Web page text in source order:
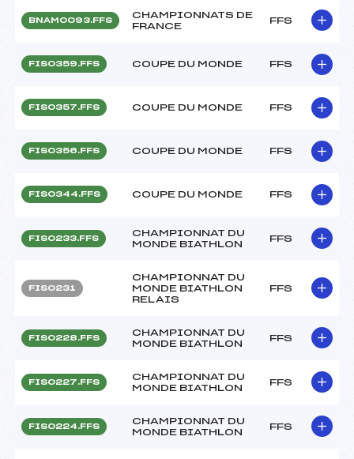
BNAM0093.FFS
CHAMPIONNATS DE
FRANCE
FFS
FIS0359.FFS COUPE DU MONDE FFS
FIS0357.FFS COUPE DU MONDE FFS
FIS0356.FFS COUPE DU MONDE FFS
FIS0344.FFS COUPE DU MONDE FFS
FIS0233.FFS
CHAMPIONNAT DU
MONDE BIATHLON
FFS
FIS0231
CHAMPIONNAT DU
MONDE BIATHLON
RELAIS
FFS
FIS0228.FFS
CHAMPIONNAT DU
MONDE BIATHLON
FFS
FIS0227.FFS
CHAMPIONNAT DU
MONDE BIATHLON
FFS
FIS0224.FFS
CHAMPIONNAT DU
MONDE BIATHLON
FFS